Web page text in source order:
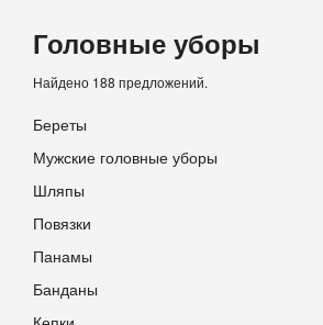
Головные уборы
Найдено 188 предложений.
Береты
Мужские головные уборы
Шляпы
Повязки
Панамы
Банданы